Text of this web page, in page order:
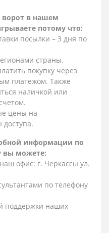
ворот в нашем
потому что:
посылки – 3 дня по
страны.
покупку через
платежом. Также
наличкой или
цены на
доступа.
информации по
вы можете:
офис: г. Черкассы ул.
по телефону
поддержки наших